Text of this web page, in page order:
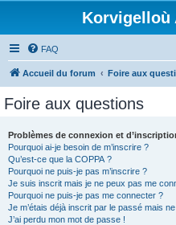
Korvigelloù
FAQ
Accueil du forum Foire aux
Foire aux questions
Problèmes de connexion et
Pourquoi ai-je besoin de m’inscrire ?
Qu’est-ce que la COPPA ?
Pourquoi ne puis-je pas m’inscrire ?
Je suis inscrit mais je ne peux pas me
Pourquoi ne puis-je pas me connecter ?
Je m’étais déjà inscrit par le passé mais
J’ai perdu mon mot de passe !